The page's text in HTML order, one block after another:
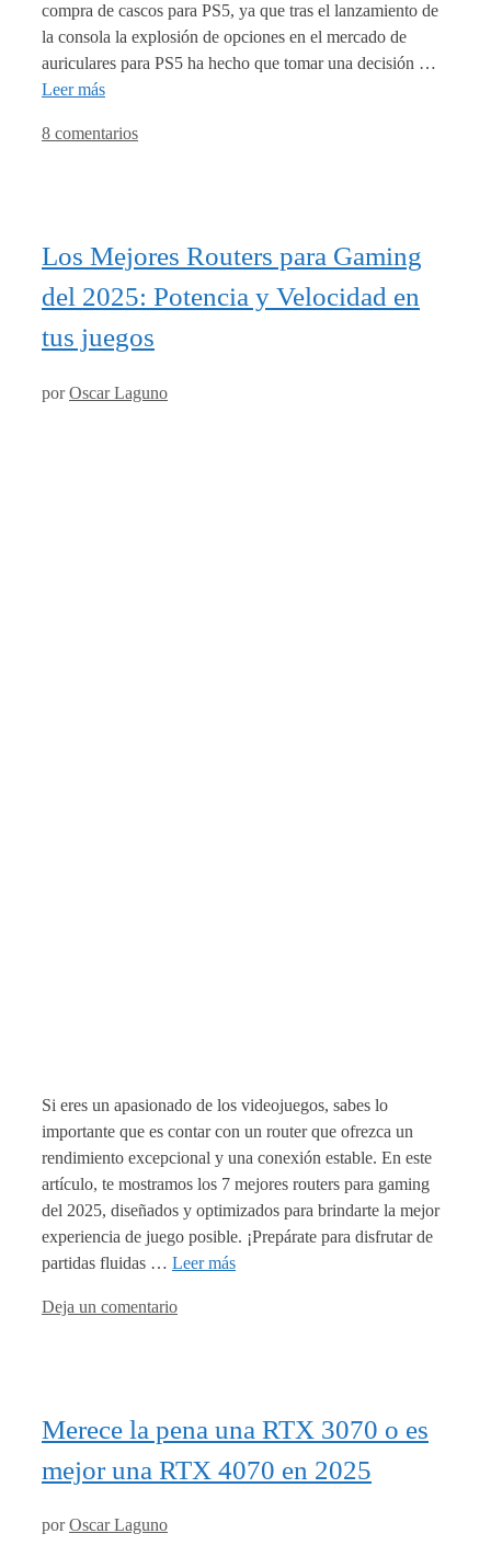
compra de cascos para PS5, ya que tras el lanzamiento de
la consola la explosión de opciones en el mercado de
auriculares para PS5 ha hecho que tomar una decisión …
Leer más
8 comentarios
Los Mejores Routers para Gaming
del 2025: Potencia y Velocidad en
tus juegos
porOscar Laguno
Si eres un apasionado de los videojuegos, sabes lo
importante que es contar con un router que ofrezca un
rendimiento excepcional y una conexión estable. En este
artículo, te mostramos los 7 mejores routers para gaming
del 2025, diseñados y optimizados para brindarte la mejor
experiencia de juego posible. ¡Prepárate para disfrutar de
partidas fluidas … Leer más
Deja un comentario
Merece la pena una RTX 3070 o es
mejor una RTX 4070 en 2025
porOscar Laguno